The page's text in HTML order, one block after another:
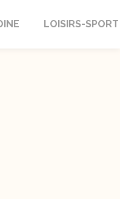
LOISIRS-SPORT